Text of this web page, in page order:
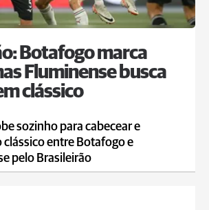
Botafogo marca
Fluminense busca
clássico
sozinho para cabecear e
clássico entre Botafogo e
pelo Brasileirão